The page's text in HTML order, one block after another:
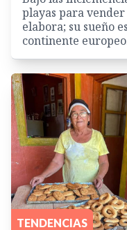
playas para vender
elabora; su sueño
continente
TENDENCIAS